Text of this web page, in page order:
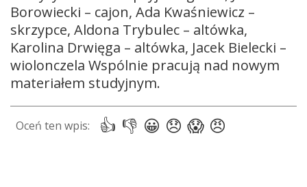
Borowiecki – cajon, Ada Kwaśniewicz –
skrzypce, Aldona Trybulec – altówka,
Karolina Drwięga – altówka, Jacek Bielecki –
wiolonczela Wspólnie pracują nad nowym
materiałem studyjnym.